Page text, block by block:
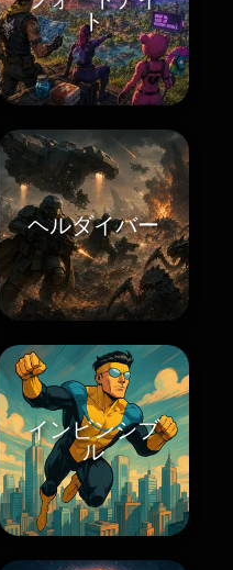
ト
ヘルダイバー
インビンシブ
ル